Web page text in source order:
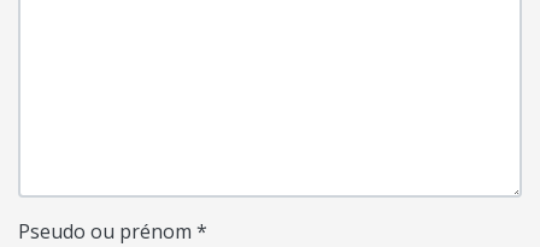
Pseudo ou prénom *